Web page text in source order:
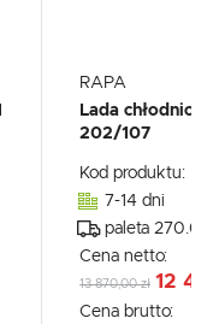
RAPA
Lada
202/107
Kod produktu:
7-14 dni
paleta 270.00
Cena netto:
13 870,00 zł 12
Cena brutto: